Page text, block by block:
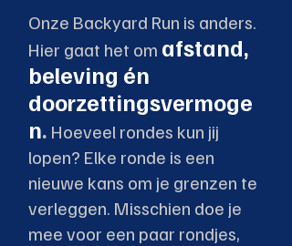
Onze Backyard Run is anders.
Hier gaat het om afstand,
beleving én
doorzettingsvermoge
n. Hoeveel rondes kun jij
lopen? Elke ronde is een
nieuwe kans om je grenzen te
verleggen. Misschien doe je
mee voor een paar rondjes,